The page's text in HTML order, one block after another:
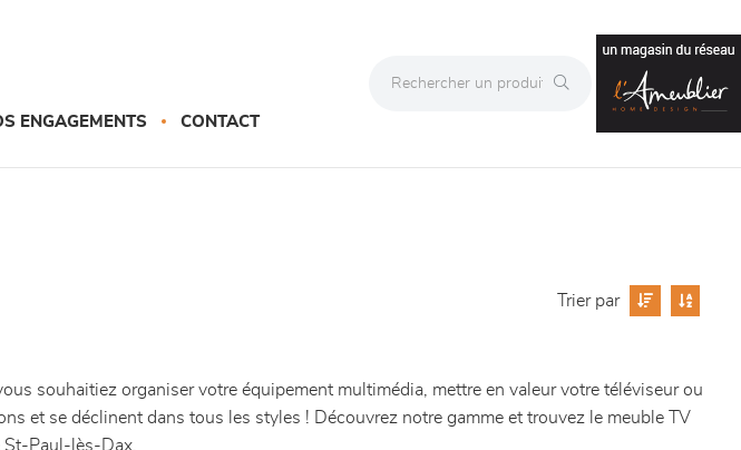
ENGAGEMENTS CONTACT
Trier par
souhaitiez organiser votre équipement multimédia, mettre en valeur votre téléviseur ou
et se déclinent dans tous les styles ! Découvrez notre gamme et trouvez le meuble TV
St-Paul-lès-Dax.